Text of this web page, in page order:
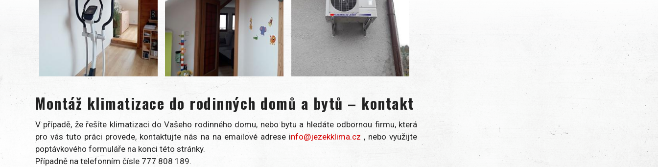
Montáž klimatizace do rodinných domů a bytů – kontakt
V případě, že řešíte klimatizaci do Vašeho rodinného domu, nebo bytu a hledáte odbornou firmu, která
pro vás tuto práci provede, kontaktujte nás na na emailové adrese info@jezekklima.cz , nebo využijte
poptávkového formuláře na konci této stránky.
Případně na telefonním čísle 777 808 189.